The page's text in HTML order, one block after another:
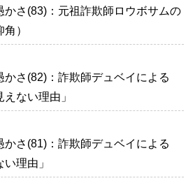
かさ(83)：元祖詐欺師ロウボサムの
）
かさ(82)：詐欺師デュベイによる
えない理由」
かさ(81)：詐欺師デュベイによる
理由」